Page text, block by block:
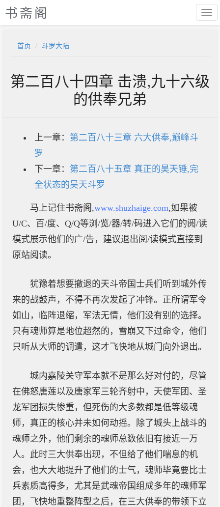
书斋阁
首页 斗罗大陆
第二百八十四章 击溃,九十六级
的供奉兄弟
上一章： 第二百八十三章 六大供奉,巅峰斗
罗
下一章： 第二百八十五章 真正的昊天锤,完
全状态的昊天斗罗
马上记住书斋阁,www.shuzhaige.com,如果被
U/C、百/度、Q/Q等浏/览/器/转/码进入它们的阅/读
模式展示他们的广/告，建议退出阅/读模式直接到
原站阅读。
犹豫着想要撤退的天斗帝国士兵们听到城外传
来的战鼓声，不得不再次发起了冲锋。正所谓军令
如山，临阵退缩，军法无情，他们没有别的选择。
只有魂师算是地位超然的，雪崩又下过命令，他们
只听从大师的调遣，这才飞快地从城门向外退出。
城内嘉陵关守军本就不是那么好对付的，尽管
在佛怒唐莲以及唐家军三轮齐射中，天使军团、圣
龙军团损失惨重，但死伤的大多数都是低等级魂
师，真正的核心并未如何动摇。除了城头上战斗的
魂师之外，他们剩余的魂师总数依旧有接近一万
人。此时三大供奉出现，不但给了他们喘息的机
会，也大大地提升了他们的士气，魂师毕竟要比士
兵素质高得多，尤其是武魂帝国组成多年的魂师军
团，飞快地重整阵型之后，在三大供奉的带领下立